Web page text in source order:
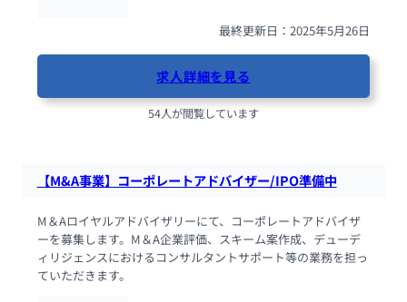
最終更新日：2025年5月26日
求人詳細を見る
54人が閲覧しています
【M&A事業】コーポレートアドバイザー/IPO準備中
M＆Aロイヤルアドバイザリーにて、コーポレートアドバイザ
ーを募集します。M＆A企業評価、スキーム案作成、デューデ
ィリジェンスにおけるコンサルタントサポート等の業務を担っ
ていただきます。